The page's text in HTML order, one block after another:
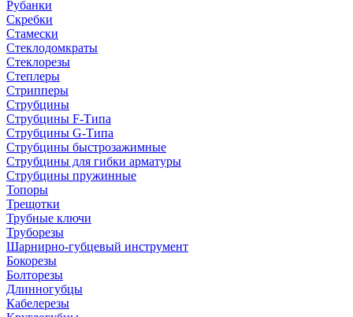
Рубанки
Скребки
Стамески
Стеклодомкраты
Стеклорезы
Степлеры
Стрипперы
Струбцины
Струбцины F-Типа
Струбцины G-Типа
Струбцины быстрозажимные
Струбцины для гибки арматуры
Струбцины пружинные
Топоры
Трещотки
Трубные ключи
Труборезы
Шарнирно-губцевый инструмент
Бокорезы
Болторезы
Длинногубцы
Кабелерезы